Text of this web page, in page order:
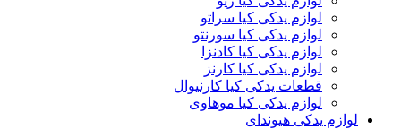
لوازم یدکی کیا سراتو
لوازم یدکی کیا سورنتو
لوازم یدکی کیا کادنزا
لوازم یدکی کیا کارنز
قطعات یدکی کیا کارنیوال
لوازم یدکی کیا موهاوی
لوازم یدکی هیوندای